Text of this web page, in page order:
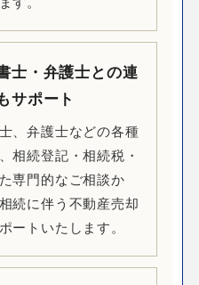
士・弁護士との連
サポート
、弁護士などの各種
相続登記・相続税・
専門的なご相談か
続に伴う不動産売却
ートいたします。